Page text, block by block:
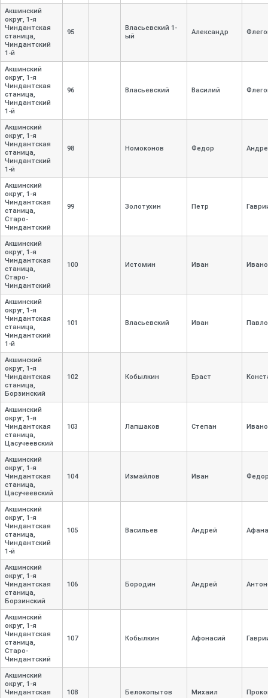
Акшинский
округ, 1-я
Чиндантская
станица,
Чиндантский
1-й
95
Власьевский 1-
ый
Александр
Акшинский
округ, 1-я
Чиндантская
станица,
Чиндантский
1-й
96 Власьевский Василий
Акшинский
округ, 1-я
Чиндантская
станица,
Чиндантский
1-й
98 Номоконов Федор
Акшинский
округ, 1-я
Чиндантская
станица,
Старо-
Чиндантский
99 Золотухин Петр
Акшинский
округ, 1-я
Чиндантская
станица,
Старо-
Чиндантский
100 Истомин Иван
Акшинский
округ, 1-я
Чиндантская
станица,
Чиндантский
1-й
101 Власьевский Иван
Акшинский
округ, 1-я
Чиндантская
станица,
Борзинский
102 Кобылкин Ераст
Акшинский
округ, 1-я
Чиндантская
станица,
Цасучеевский
103 Лапшаков Степан
Акшинский
округ, 1-я
Чиндантская
станица,
Цасучеевский
104 Измайлов Иван
Акшинский
округ, 1-я
Чиндантская
станица,
Чиндантский
1-й
105 Васильев Андрей
Акшинский
округ, 1-я
Чиндантская
станица,
Борзинский
106 Бородин Андрей
Акшинский
округ, 1-я
Чиндантская
станица,
Старо-
Чиндантский
107 Кобылкин Афонасий
Акшинский
округ, 1-я
Чиндантская
108 Белокопытов Михаил